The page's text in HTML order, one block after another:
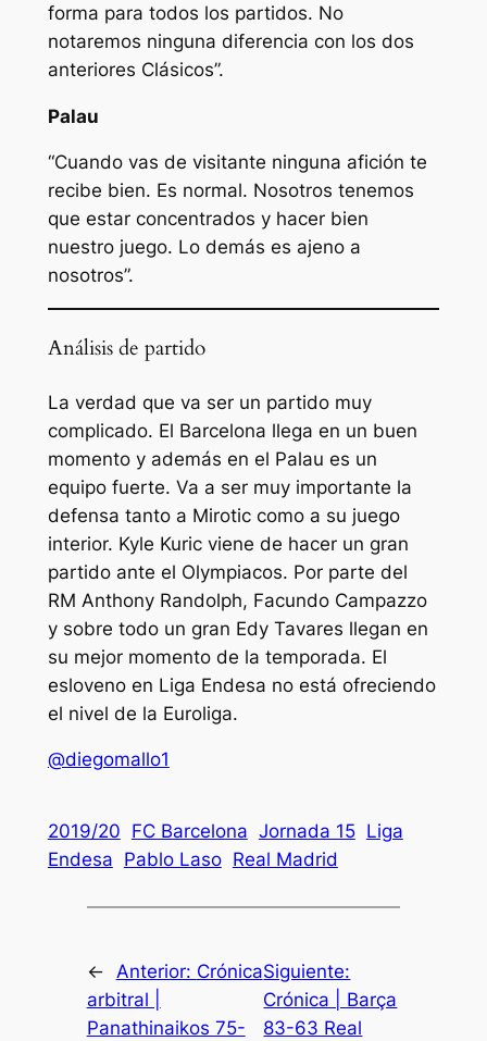
forma para todos los partidos. No
notaremos ninguna diferencia con los dos
anteriores Clásicos”.
Palau
“Cuando vas de visitante ninguna afición te
recibe bien. Es normal. Nosotros tenemos
que estar concentrados y hacer bien
nuestro juego. Lo demás es ajeno a
nosotros”.
Análisis de partido
La verdad que va ser un partido muy
complicado. El Barcelona llega en un buen
momento y además en el Palau es un
equipo fuerte. Va a ser muy importante la
defensa tanto a Mirotic como a su juego
interior. Kyle Kuric viene de hacer un gran
partido ante el Olympiacos. Por parte del
RM Anthony Randolph, Facundo Campazzo
y sobre todo un gran Edy Tavares llegan en
su mejor momento de la temporada. El
esloveno en Liga Endesa no está ofreciendo
el nivel de la Euroliga.
@diegomallo1
2019/20 FC Barcelona Jornada 15 Liga
Endesa Pablo Laso Real Madrid
← Anterior: Crónica
arbitral |
Panathinaikos 75-
Siguiente:
Crónica | Barça
83-63 Real